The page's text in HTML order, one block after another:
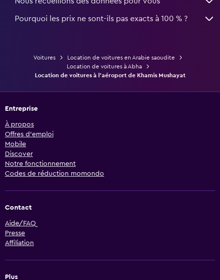
Pourquoi les prix ne sont-ils pas exacts à 100 % ?
Voitures
Location de voitures en Arabie saoudite
Location de voitures à Abha
Location de voitures à l'aéroport de Khamis Mushayat
Entreprise
À propos
Offres d’emploi
Mobile
Discover
Notre fonctionnement
Codes de réduction momondo
Contact
Aide/FAQ
Presse
Affiliation
Plus